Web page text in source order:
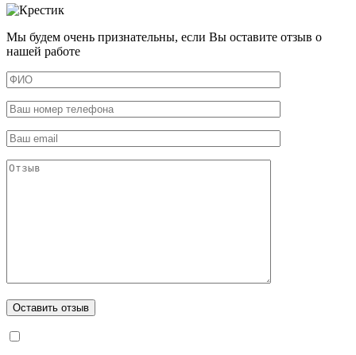
Мы будем очень признательны, если Вы оставите отзыв о
нашей работе